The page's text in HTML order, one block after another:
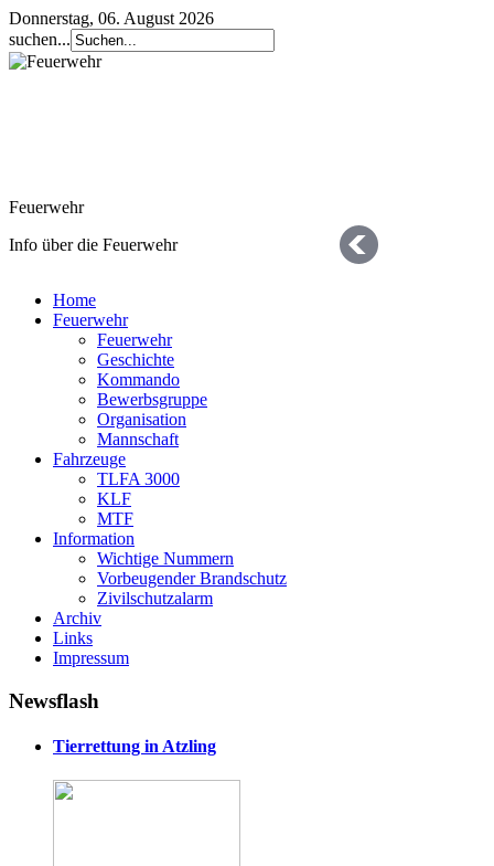
Donnerstag, 06. August 2026
suchen...
Feuerwehr
Info über die Feuerwehr
Geschichte
die letzten 125 Jahre
Home
Feuerwehr
Feuerwehr
Geschichte
Kommando
Bewerbsgruppe
Organisation
Mannschaft
Fahrzeuge
TLFA 3000
KLF
MTF
Information
Wichtige Nummern
Vorbeugender Brandschutz
Zivilschutzalarm
Archiv
Links
Impressum
Newsflash
Tierrettung in Atzling